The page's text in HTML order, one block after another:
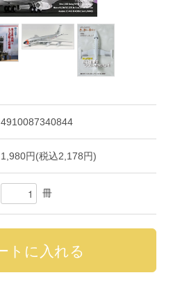
4910087340844
1,980円(税込2,178円)
冊